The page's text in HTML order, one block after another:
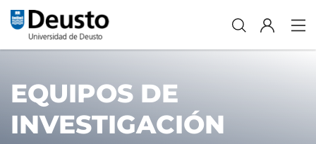
EQUIPOS DE
INVESTIGACIÓN